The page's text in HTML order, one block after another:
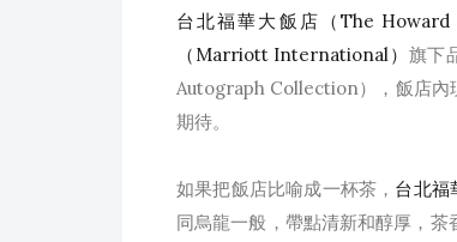
台北福華大飯店（The Howard
（Marriott International） 旗下
Autograph Collection），飯店內
期待。
如果把飯店比喻成一杯茶， 台北
同烏龍一般，帶點清新和醇厚，茶